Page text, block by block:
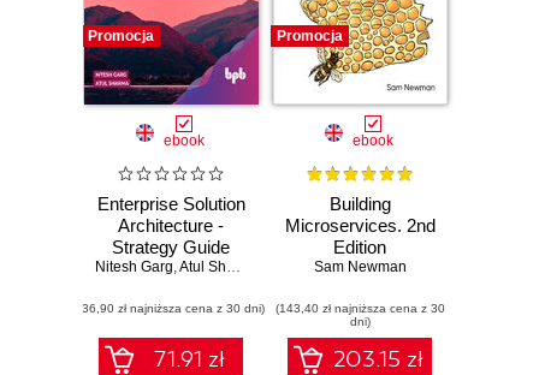
Promocja
ebook
Enterprise Solution
Architecture -
Strategy Guide
Nitesh Garg,Atul Sharma
(36,90 zł najniższa cena z 30 dni)
71.91 zł
Promocja
ebook
Building
Microservices. 2nd
Edition
Sam Newman
(143,40 zł najniższa cena z 30
dni)
203.15 zł